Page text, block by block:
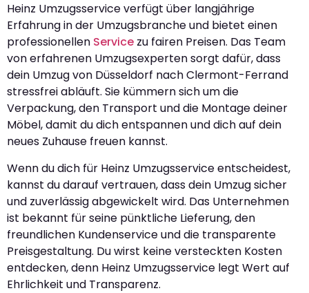
Heinz Umzugsservice verfügt über langjährige
Erfahrung in der Umzugsbranche und bietet einen
professionellen Service zu fairen Preisen. Das Team
von erfahrenen Umzugsexperten sorgt dafür, dass
dein Umzug von Düsseldorf nach Clermont-Ferrand
stressfrei abläuft. Sie kümmern sich um die
Verpackung, den Transport und die Montage deiner
Möbel, damit du dich entspannen und dich auf dein
neues Zuhause freuen kannst.
Wenn du dich für Heinz Umzugsservice entscheidest,
kannst du darauf vertrauen, dass dein Umzug sicher
und zuverlässig abgewickelt wird. Das Unternehmen
ist bekannt für seine pünktliche Lieferung, den
freundlichen Kundenservice und die transparente
Preisgestaltung. Du wirst keine versteckten Kosten
entdecken, denn Heinz Umzugsservice legt Wert auf
Ehrlichkeit und Transparenz.